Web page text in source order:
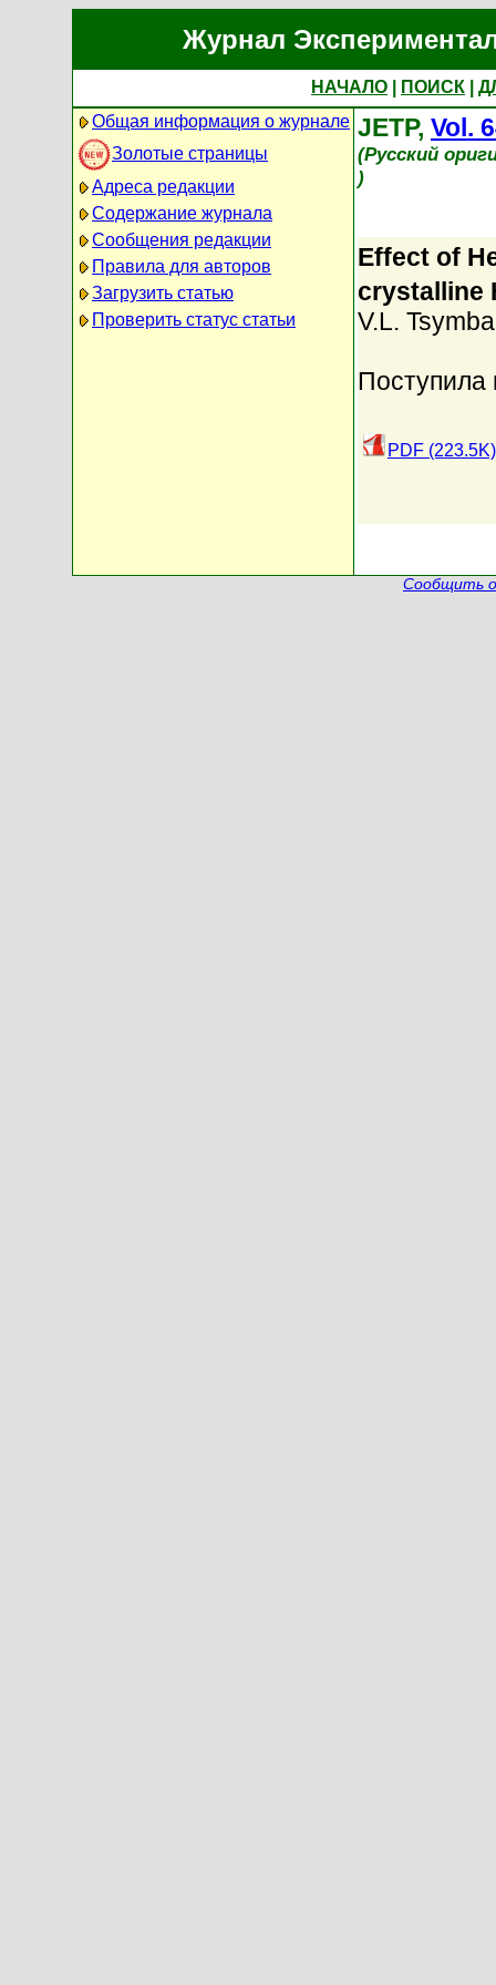
Журнал
НАЧАЛО ПОИСК
Общая информация о журнале
Золотые страницы
Адреса редакции
Содержание журнала
Сообщения редакции
Правила для авторов
Загрузить статью
Проверить статус статьи
JETP, Vol.
(Русский
)
Effect of
crystalline
V.L.
Поступила
PDF (223.5K)
Сообщить о